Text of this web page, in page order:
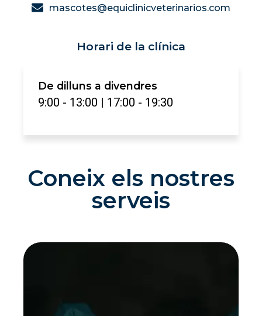
mascotes@equiclinicveterinarios.com
Horari de la clínica
De dilluns a divendres
9:00 - 13:00 | 17:00 - 19:30
Coneix els nostres
serveis